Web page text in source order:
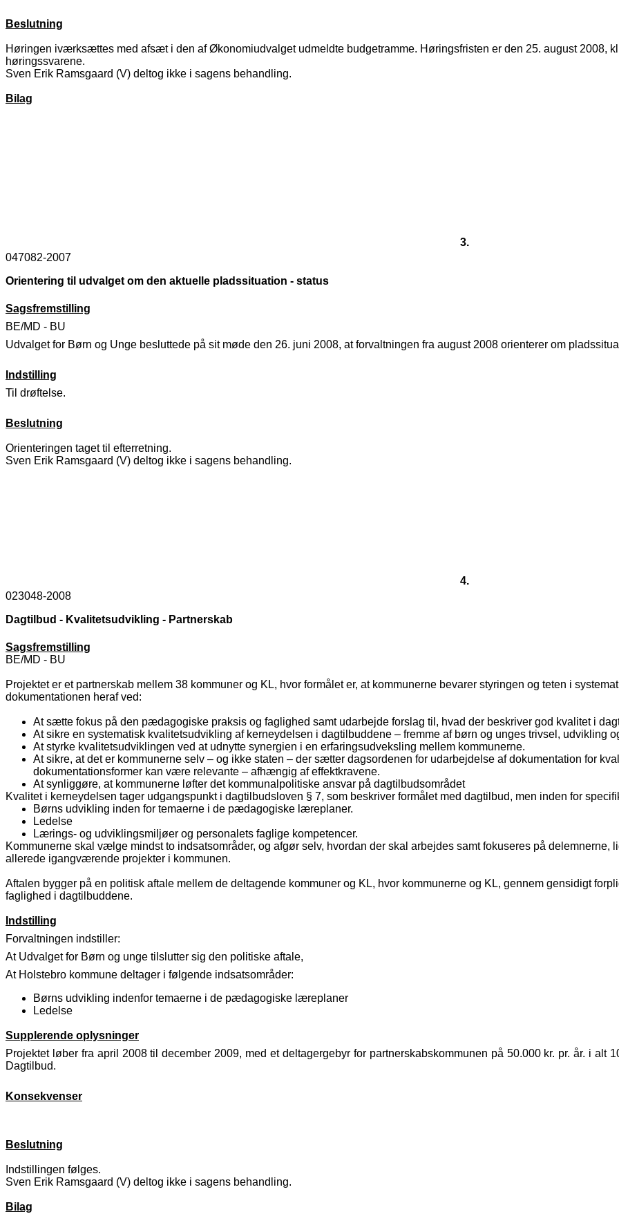
Beslutning
Høringen iværksættes med afsæt i den af Økonomiudvalget udmeldte budgetramme. Høringsfristen er den 25. august 2008,
høringssvarene.
Sven Erik Ramsgaard (V) deltog ikke i sagens behandling.
Bilag
3.
047082-2007
Orientering til udvalget om den aktuelle pladssituation - status
Sagsfremstilling
BE/MD - BU
Udvalget for Børn og Unge besluttede på sit møde den 26. juni 2008, at forvaltningen fra august 2008 orienterer om
Indstilling
Til drøftelse.
Beslutning
Orienteringen taget til efterretning.
Sven Erik Ramsgaard (V) deltog ikke i sagens behandling.
4.
023048-2008
Dagtilbud - Kvalitetsudvikling - Partnerskab
Sagsfremstilling
BE/MD - BU
Projektet er et partnerskab mellem 38 kommuner og KL, hvor formålet er, at kommunerne bevarer styringen og teten i
dokumentationen heraf ved:
At sætte fokus på den pædagogiske praksis og faglighed samt udarbejde forslag til, hvad der beskriver god kvalitet i
At sikre en systematisk kvalitetsudvikling af kerneydelsen i dagtilbuddene – fremme af børn og unges trivsel, udvikling
At styrke kvalitetsudviklingen ved at udnytte synergien i en erfaringsudveksling mellem kommunerne.
At sikre, at det er kommunerne selv – og ikke staten – der sætter dagsordenen for udarbejdelse af dokumentation for
dokumentationsformer kan være relevante – afhængig af effektkravene.
At synliggøre, at kommunerne løfter det kommunalpolitiske ansvar på dagtilbudsområdet
Kvalitet i kerneydelsen tager udgangspunkt i dagtilbudsloven § 7, som beskriver formålet med dagtilbud, men inden for
Børns udvikling inden for temaerne i de pædagogiske læreplaner.
Ledelse
Lærings- og udviklingsmiljøer og personalets faglige kompetencer.
Kommunerne skal vælge mindst to indsatsområder, og afgør selv, hvordan der skal arbejdes samt fokuseres på delemnerne,
allerede igangværende projekter i kommunen.
Aftalen bygger på en politisk aftale mellem de deltagende kommuner og KL, hvor kommunerne og KL, gennem gensidigt
faglighed i dagtilbuddene.
Indstilling
Forvaltningen indstiller:
At Udvalget for Børn og unge tilslutter sig den politiske aftale,
At Holstebro kommune deltager i følgende indsatsområder:
Børns udvikling indenfor temaerne i de pædagogiske læreplaner
Ledelse
Supplerende oplysninger
Projektet løber fra april 2008 til december 2009, med et deltagergebyr for partnerskabskommunen på 50.000 kr. pr. år. i alt
Dagtilbud.
Konsekvenser
Beslutning
Indstillingen følges.
Sven Erik Ramsgaard (V) deltog ikke i sagens behandling.
Bilag